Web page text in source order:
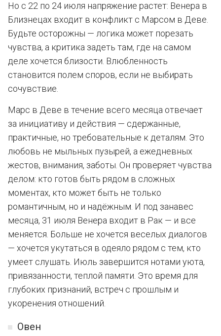
Но с 22 по 24 июля напряжение растет: Венера в
Близнецах входит в конфликт с Марсом в Деве.
Будьте осторожны — логика может порезать
чувства, а критика задеть там, где на самом
деле хочется близости. Влюбленность
становится полем споров, если не выбирать
сочувствие.
Марс в Деве в течение всего месяца отвечает
за инициативу и действия — сдержанные,
практичные, но требовательные к деталям. Это
любовь не мыльных пузырей, а ежедневных
жестов, внимания, заботы. Он проверяет чувства
делом: кто готов быть рядом в сложных
моментах, кто может быть не только
романтичным, но и надёжным. И под занавес
месяца, 31 июля Венера входит в Рак — и все
меняется. Больше не хочется веселых диалогов
— хочется укутаться в одеяло рядом с тем, кто
умеет слушать. Июль завершится нотами уюта,
привязанности, теплой памяти. Это время для
глубоких признаний, встреч с прошлым и
укоренения отношений.
Овен